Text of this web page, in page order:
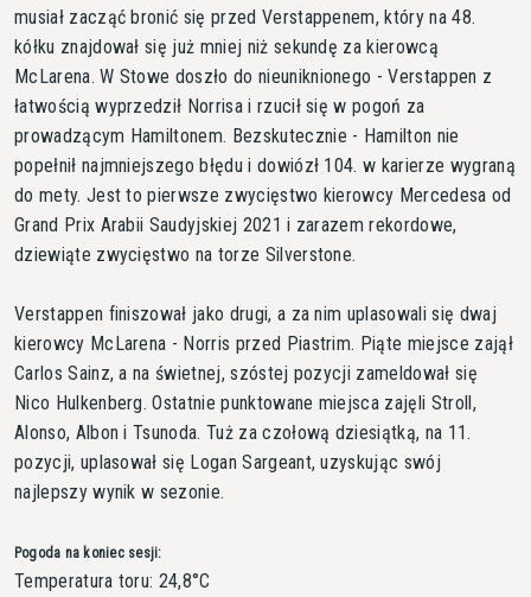
musiał zacząć bronić się przed Verstappenem, który na 48.
kółku znajdował się już mniej niż sekundę za kierowcą
McLarena. W Stowe doszło do nieuniknionego - Verstappen z
łatwością wyprzedził Norrisa i rzucił się w pogoń za
prowadzącym Hamiltonem. Bezskutecznie - Hamilton nie
popełnił najmniejszego błędu i dowiózł 104. w karierze wygraną
do mety. Jest to pierwsze zwycięstwo kierowcy Mercedesa od
Grand Prix Arabii Saudyjskiej 2021 i zarazem rekordowe,
dziewiąte zwycięstwo na torze Silverstone.
Verstappen finiszował jako drugi, a za nim uplasowali się dwaj
kierowcy McLarena - Norris przed Piastrim. Piąte miejsce zajął
Carlos Sainz, a na świetnej, szóstej pozycji zameldował się
Nico Hulkenberg. Ostatnie punktowane miejsca zajęli Stroll,
Alonso, Albon i Tsunoda. Tuż za czołową dziesiątką, na 11.
pozycji, uplasował się Logan Sargeant, uzyskując swój
najlepszy wynik w sezonie.
Pogoda na koniec sesji:
Temperatura toru: 24,8°C